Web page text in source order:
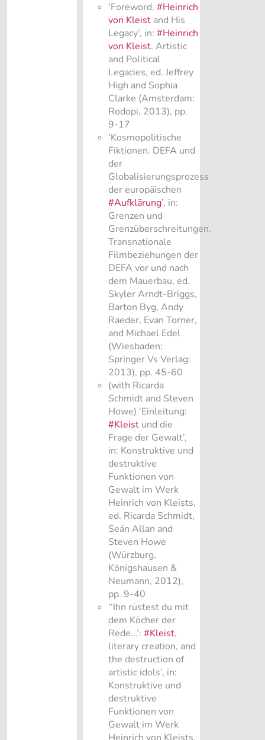
'Foreword. #Heinrich
von Kleist and His
Legacy’, in: #Heinrich
von Kleist. Artistic
and Political
Legacies, ed. Jeffrey
High and Sophia
Clarke (Amsterdam:
Rodopi, 2013), pp.
9-17
‘Kosmopolitische
Fiktionen. DEFA und
der
Globalisierungsprozess
der europäischen
#Aufklärung’, in:
Grenzen und
Grenzüberschreitungen.
Transnationale
Filmbeziehungen der
DEFA vor und nach
dem Mauerbau, ed.
Skyler Arndt-Briggs,
Barton Byg, Andy
Raeder, Evan Torner,
and Michael Edel
(Wiesbaden:
Springer Vs Verlag:
2013), pp. 45-60
(with Ricarda
Schmidt and Steven
Howe) ‘Einleitung:
#Kleist und die
Frage der Gewalt’,
in: Konstruktive und
destruktive
Funktionen von
Gewalt im Werk
Heinrich von Kleists,
ed. Ricarda Schmidt,
Seán Allan and
Steven Howe
(Würzburg,
Königshausen &
Neumann, 2012),
pp. 9-40
‘‘Ihn rüstest du mit
dem Köcher der
Rede…’: #Kleist,
literary creation, and
the destruction of
artistic idols’, in:
Konstruktive und
destruktive
Funktionen von
Gewalt im Werk